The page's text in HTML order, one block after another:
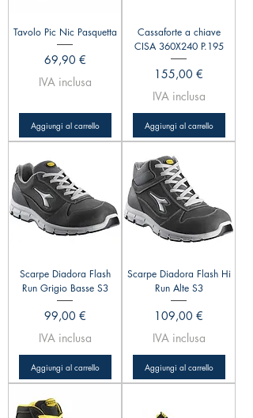
Tavolo Pic Nic Pasquetta
Prezzo
69,90 €
IVA inclusa
Aggiungi al carrello
Cassaforte a chiave
CISA 360X240 P.195
Prezzo
155,00 €
IVA inclusa
Aggiungi al carrello
Scarpe Diadora Flash
Run Grigio Basse S3
Prezzo
99,00 €
IVA inclusa
Aggiungi al carrello
Scarpe Diadora Flash Hi
Run Alte S3
Prezzo
109,00 €
IVA inclusa
Aggiungi al carrello